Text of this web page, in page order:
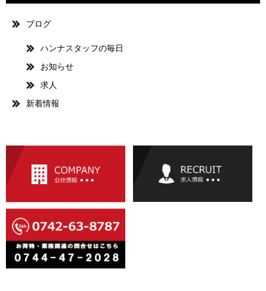
ブログ
ハンナスタッフの毎日
お知らせ
求人
新着情報